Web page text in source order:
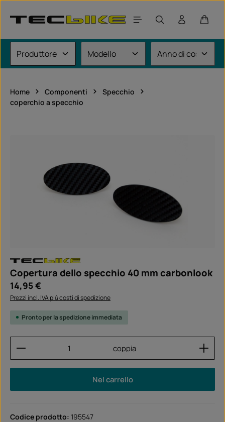
Il
Home Componenti
Specchio
coperchio a specchio
Copertura dello specchio 40 mm carbonlook
Prezzo normale:
14,95 €
Prezzi incl. IVA più costi di spedizione
Pronto per la spedizione immediata
Quantità del prodotto: inserisci la quantità
coppia
Nel carrello
Codice prodotto: 195547